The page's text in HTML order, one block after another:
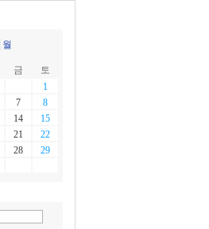
월
금
토
1
7
8
14
15
21
22
28
29